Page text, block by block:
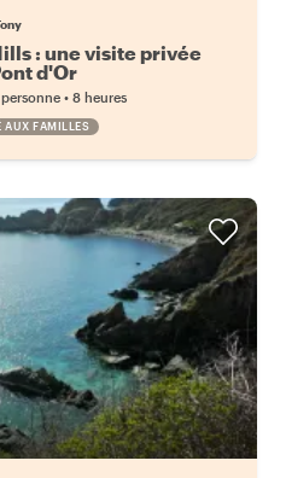
: une visite privée
d'Or
• 8 heures
AUX FAMILLES